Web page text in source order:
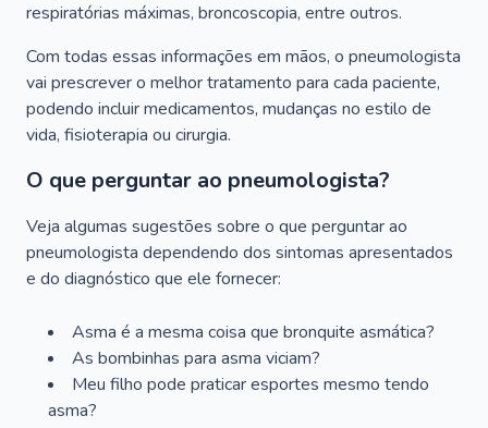
respiratórias máximas, broncoscopia, entre outros.
Com todas essas informações em mãos, o pneumologista
vai prescrever o melhor tratamento para cada paciente,
podendo incluir medicamentos, mudanças no estilo de
vida, fisioterapia ou cirurgia.
O que perguntar ao pneumologista?
Veja algumas sugestões sobre o que perguntar ao
pneumologista dependendo dos sintomas apresentados
e do diagnóstico que ele fornecer:
Asma é a mesma coisa que bronquite asmática?
As bombinhas para asma viciam?
Meu filho pode praticar esportes mesmo tendo
asma?